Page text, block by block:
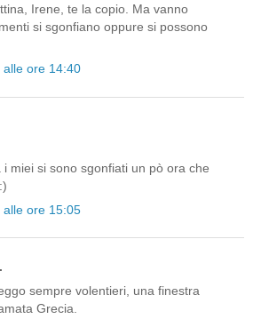
Irene, te la copio. Ma vanno
si sgonfiano oppure si possono
ore 14:40
miei si sono sgonfiati un pò ora che
ore 15:05
sempre volentieri, una finestra
Grecia.